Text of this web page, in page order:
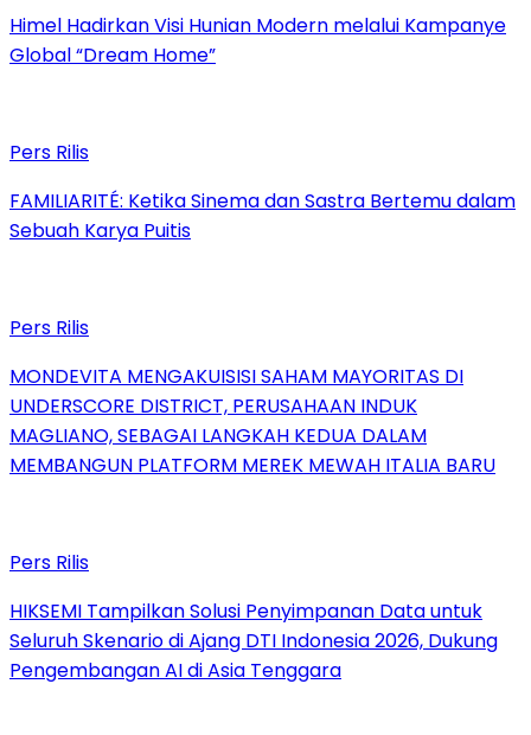
Himel Hadirkan Visi Hunian Modern melalui Kampanye
Global “Dream Home”
Pers Rilis
FAMILIARITÉ: Ketika Sinema dan Sastra Bertemu dalam
Sebuah Karya Puitis
Pers Rilis
MONDEVITA MENGAKUISISI SAHAM MAYORITAS DI
UNDERSCORE DISTRICT, PERUSAHAAN INDUK
MAGLIANO, SEBAGAI LANGKAH KEDUA DALAM
MEMBANGUN PLATFORM MEREK MEWAH ITALIA BARU
Pers Rilis
HIKSEMI Tampilkan Solusi Penyimpanan Data untuk
Seluruh Skenario di Ajang DTI Indonesia 2026, Dukung
Pengembangan AI di Asia Tenggara